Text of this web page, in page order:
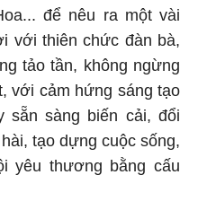
để nêu ra một vài
với thiên chức đàn bà,
tảo tần, không ngừng
với cảm hứng sáng tạo
sàng biến cải, đổi
tạo dựng cuộc sống,
yêu thương bằng cấu